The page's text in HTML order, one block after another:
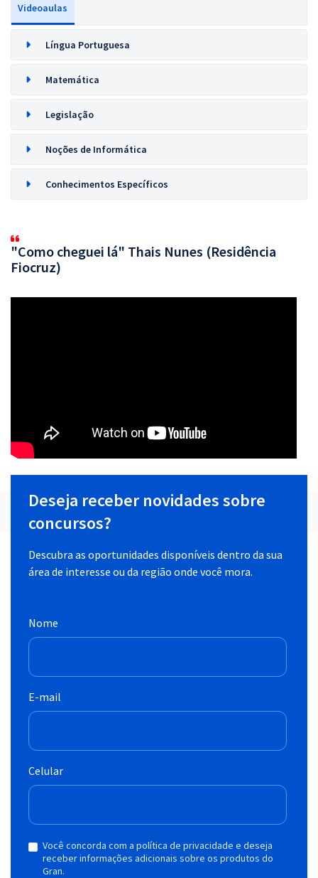
Videoaulas
Língua Portuguesa
Matemática
Legislação
Noções de Informática
Conhecimentos Específicos
"Como cheguei lá" Thais Nunes (Residência
Fiocruz)
Deseja receber novidades sobre
concursos?
Descubra as oportunidades disponíveis dentro da sua
área de interesse ou da região onde você mora.
Nome
E-mail
Celular
Você concorda com a política de privacidade e deseja
receber informações adicionais sobre os produtos do
Gran.